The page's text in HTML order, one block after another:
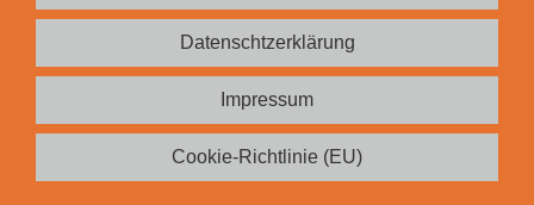
Datenschtzerklärung
Impressum
Cookie-Richtlinie (EU)